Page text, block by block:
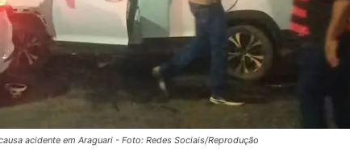
acidente em Araguari - Foto: Redes Sociais/Reprodução